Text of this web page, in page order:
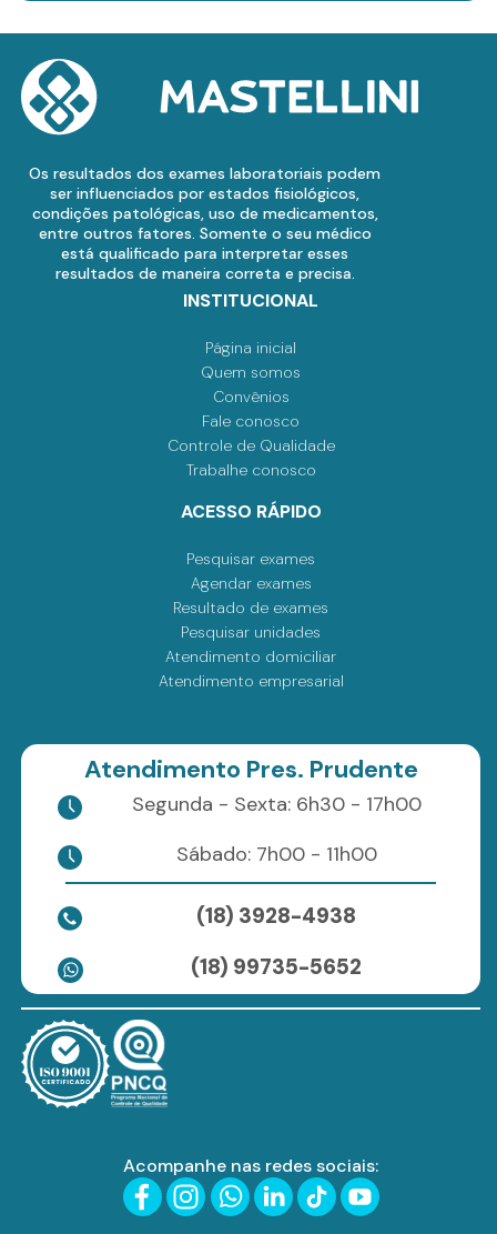
Os resultados dos exames laboratoriais podem
ser influenciados por estados fisiológicos,
condições patológicas, uso de medicamentos,
entre outros fatores. Somente o seu médico
está qualificado para interpretar esses
resultados de maneira correta e precisa.
INSTITUCIONAL
Página inicial
Quem somos
Convênios
Fale conosco
Controle de Qualidade
Trabalhe conosco
ACESSO RÁPIDO
Pesquisar exames
Agendar exames
Resultado de exames
Pesquisar unidades
Atendimento domiciliar
Atendimento empresarial
Atendimento Pres. Prudente
Segunda - Sexta: 6h30 - 17h00
Sábado: 7h00 - 11h00
(18) 3928-4938
(18) 99735-5652
Acompanhe nas redes sociais: